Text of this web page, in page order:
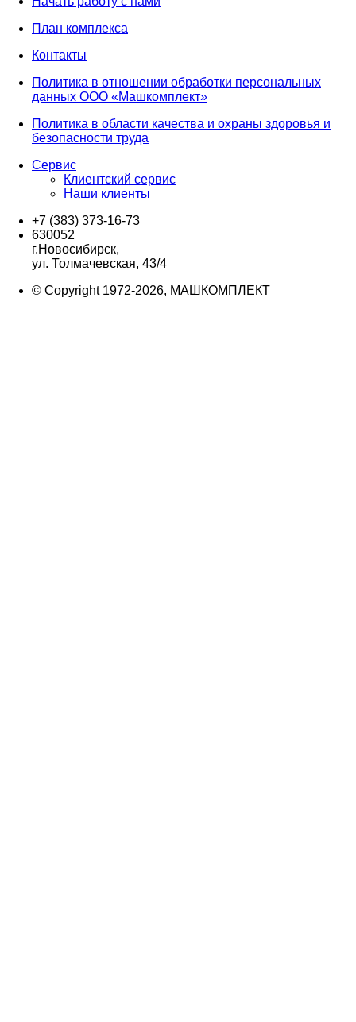
План комплекса
Контакты
Политика в отношении обработки персональных
данных ООО «Машкомплект»
Политика в области качества и охраны здоровья и
безопасности труда
Сервис
Клиентский сервис
Наши клиенты
+7 (383) 373-16-73
630052
г.Новосибирск,
ул. Толмачевская, 43/4
© Copyright 1972-2026, МАШКОМПЛЕКТ